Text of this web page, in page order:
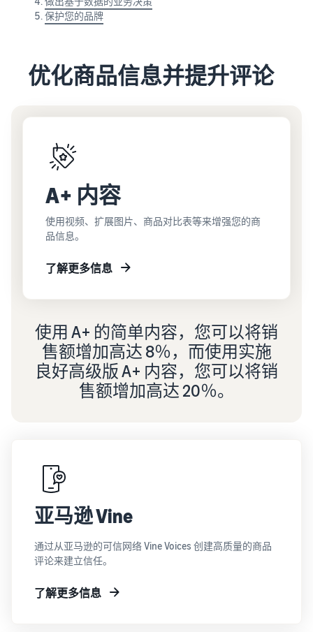
保护您的品牌
优化商品信息并提升评论
A+ 内容
使用视频、扩展图片、商品对比表等来增强您的商
品信息。
了解更多信息
使用 A+ 的简单内容，您可以将销
售额增加高达 8％，而使用实施
良好高级版 A+ 内容，您可以将销
售额增加高达 20％。
亚马逊 Vine
通过从亚马逊的可信网络 Vine Voices 创建高质量的商品
评论来建立信任。
了解更多信息